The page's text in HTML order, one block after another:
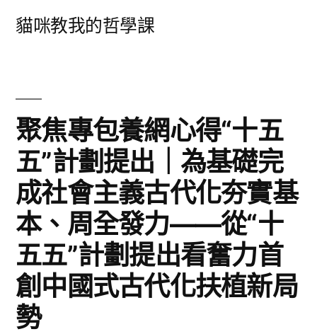
貓咪教我的哲學課
聚焦專包養網心得“十五
五”計劃提出｜為基礎完
成社會主義古代化夯實基
本、周全發力——從“十
五五”計劃提出看奮力首
創中國式古代化扶植新局
勢